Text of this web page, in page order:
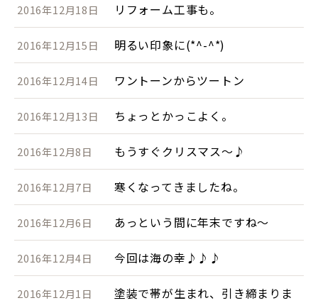
2016年12月18日 リフォーム工事も。
2016年12月15日 明るい印象に(*^-^*)
2016年12月14日 ワントーンからツートン
2016年12月13日 ちょっとかっこよく。
2016年12月8日 もうすぐクリスマス～♪
2016年12月7日 寒くなってきましたね。
2016年12月6日 あっという間に年末ですね～
2016年12月4日 今回は海の幸♪♪♪
2016年12月1日
塗装で帯が生まれ、引き締まりま